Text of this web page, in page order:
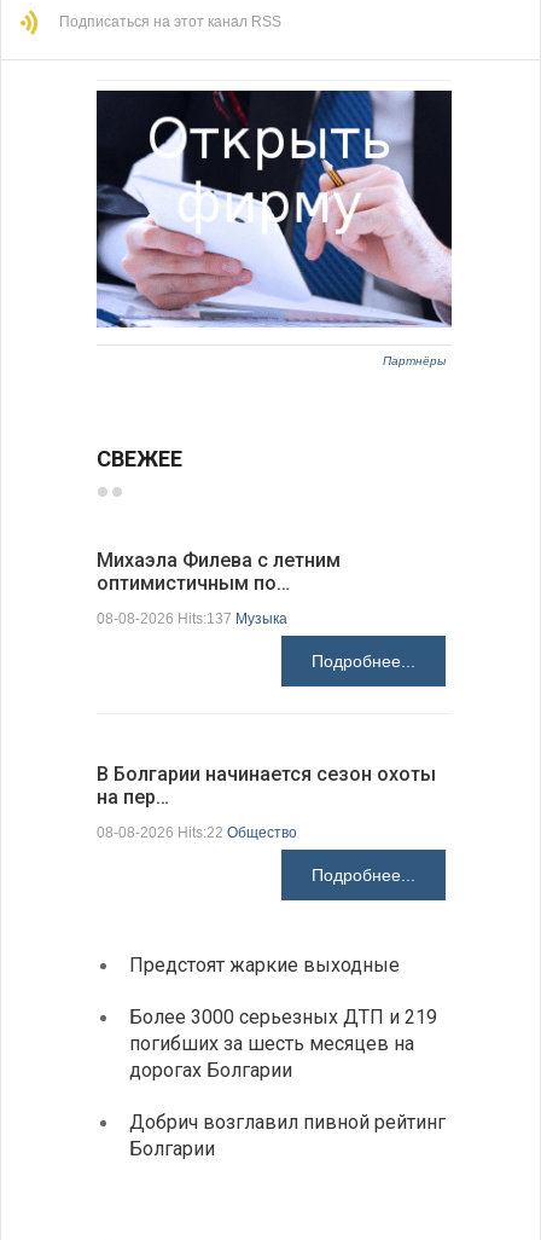
Подписаться на этот канал RSS
Партнёры
СВЕЖЕЕ
Михаэла Филева с летним
оптимистичным по…
08-08-2026 Hits:137 Музыка
Подробнее...
В Болгарии начинается сезон охоты
на пер…
08-08-2026 Hits:22 Общество
Подробнее...
Предстоят жаркие выходные
Более 3000 серьезных ДТП и 219
погибших за шесть месяцев на
дорогах Болгарии
Добрич возглавил пивной рейтинг
Болгарии